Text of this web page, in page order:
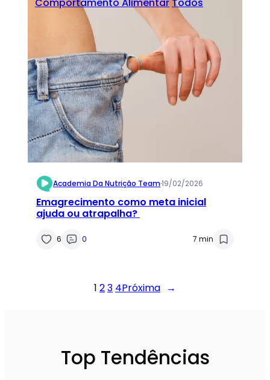
Academia Da Nutrição Team·19/02/2026
Emagrecimento como meta inicial
ajuda ou atrapalha?
6 0 7 min
1 23 4Próxima →
Top Tendências